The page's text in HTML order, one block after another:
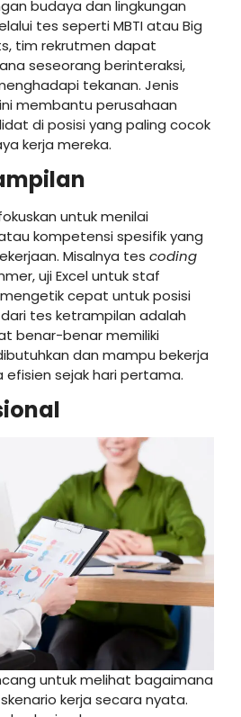
budaya dan lingkungan
tes seperti MBTI atau Big
tim rekrutmen dapat
seseorang berinteraksi,
tekanan. Jenis
membantu perusahaan
di posisi yang paling cocok
kerja mereka.
untuk menilai
kompetensi spesifik yang
Misalnya tes coding
uji Excel untuk staf
cepat untuk posisi
tes ketrampilan adalah
benar-benar memiliki
dan mampu bekerja
sejak hari pertama.
untuk melihat bagaimana
kerja secara nyata.